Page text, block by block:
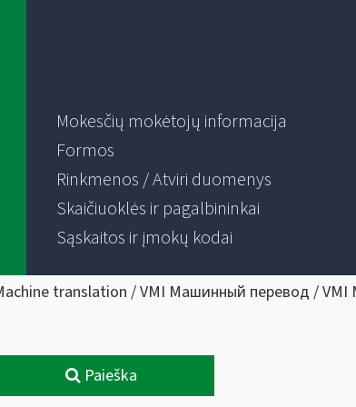
Mokesčių mokėtojų informacija
Formos
Rinkmenos / Atviri duomenys
Skaičiuoklės ir pagalbininkai
Sąskaitos ir įmokų kodai
translation / VMI Машинный перевод /
Paieška